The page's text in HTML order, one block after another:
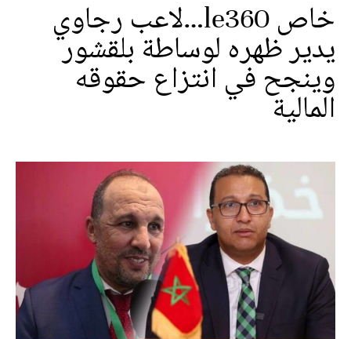
خاص le360…لاعب رجاوي
يدير ظهره لوساطة بلقشور
وينجح في انتزاع حقوقه
المالية